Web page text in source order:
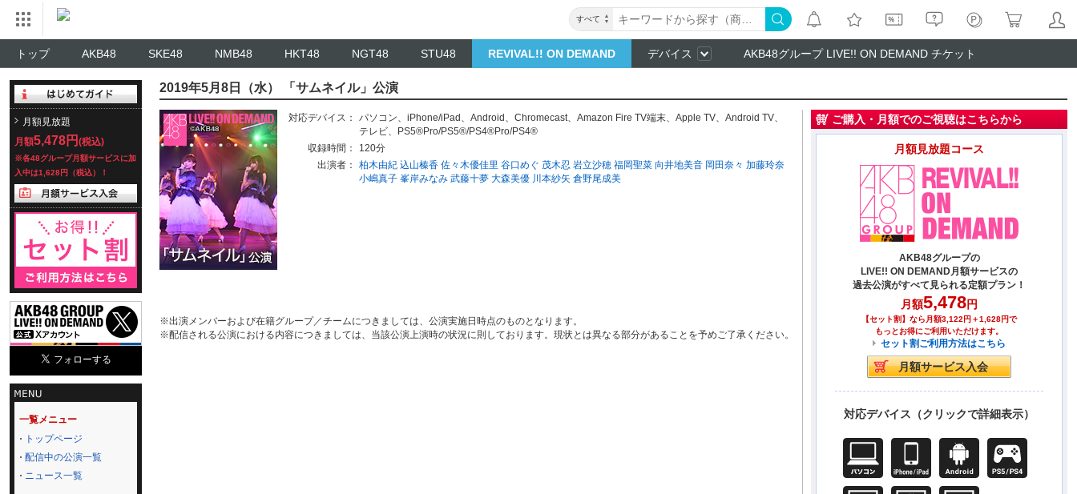
すべて
トップ AKB48 SKE48 NMB48 HKT48 NGT48 STU48 REVIVAL!! ON DEMAND デバイス AKB48グループ LIVE!! ON DEMAND チケット
月額見放題
月額5,478円 (税込)
※各48グループ月額サービスに加
入中は1,628円（税込）！
一覧メニュー
トップページ
配信中の公演一覧
ニュース一覧
2019年5月8日（水） 「サムネイル」公演
対応デバイス： パソコン、 iPhone/iPad 、 Android 、 Chromecast、 Amazon Fire TV端末、 Apple TV、 Android TV、
テレビ、
PS5®Pro/PS5®/PS4®Pro/PS4®
収録時間：
120分
出演者：
柏木由紀 込山榛香 佐々木優佳里 谷口めぐ 茂木忍 岩立沙穂 福岡聖菜 向井地美音 岡田奈々 加藤玲奈
小嶋真子 峯岸みなみ 武藤十夢 大森美優 川本紗矢 倉野尾成美
※出演メンバーおよび在籍グループ／チームにつきましては、公演実施日時点のものとなります。
※配信される公演における内容につきましては、当該公演上演時の状況に則しております。現状とは異なる部分があることを予めご了承ください。
ご購入・月額でのご視聴はこちらから
月額見放題コース
AKB48グループの
LIVE!! ON DEMAND月額サービスの
過去公演がすべて見られる定額プラン！
月額5,478円
【セット割】なら月額3,122円＋1,628円で
もっとお得にご利用いただけます。
セット割ご利用方法はこちら
対応デバイス（クリックで詳細表示）